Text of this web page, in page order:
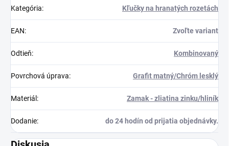
Kategória: Kľučky na hranatých rozetách
EAN: Zvoľte variant
Odtieň: Kombinovaný
Povrchová úprava: Grafit matný/Chróm lesklý
Materiál : Zamak - zliatina zinku/hliník
Dodanie: do 24 hodín od prijatia objednávky.